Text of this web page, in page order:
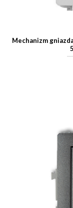
Mechanizm